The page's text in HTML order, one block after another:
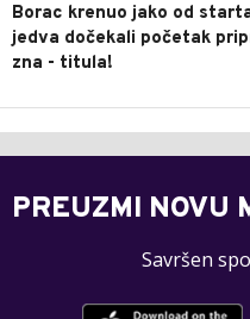
Borac krenuo jako od
jedva dočekali početak
zna - titula!
PREUZMI NOVU
Savršen